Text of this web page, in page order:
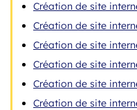
Création de site
Création de site
Création de site
Création de site
Création de site
Création de site